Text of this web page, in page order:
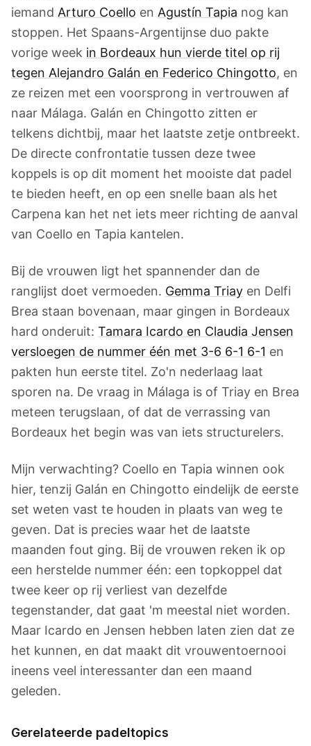
iemand Arturo Coello en Agustín Tapia nog kan
stoppen. Het Spaans-Argentijnse duo pakte
vorige week in Bordeaux hun vierde titel op rij
tegen Alejandro Galán en Federico Chingotto, en
ze reizen met een voorsprong in vertrouwen af
naar Málaga. Galán en Chingotto zitten er
telkens dichtbij, maar het laatste zetje ontbreekt.
De directe confrontatie tussen deze twee
koppels is op dit moment het mooiste dat padel
te bieden heeft, en op een snelle baan als het
Carpena kan het net iets meer richting de aanval
van Coello en Tapia kantelen.
Bij de vrouwen ligt het spannender dan de
ranglijst doet vermoeden. Gemma Triay en Delfi
Brea staan bovenaan, maar gingen in Bordeaux
hard onderuit: Tamara Icardo en Claudia Jensen
versloegen de nummer één met 3-6 6-1 6-1 en
pakten hun eerste titel. Zo'n nederlaag laat
sporen na. De vraag in Málaga is of Triay en Brea
meteen terugslaan, of dat de verrassing van
Bordeaux het begin was van iets structurelers.
Mijn verwachting? Coello en Tapia winnen ook
hier, tenzij Galán en Chingotto eindelijk de eerste
set weten vast te houden in plaats van weg te
geven. Dat is precies waar het de laatste
maanden fout ging. Bij de vrouwen reken ik op
een herstelde nummer één: een topkoppel dat
twee keer op rij verliest van dezelfde
tegenstander, dat gaat 'm meestal niet worden.
Maar Icardo en Jensen hebben laten zien dat ze
het kunnen, en dat maakt dit vrouwentoernooi
ineens veel interessanter dan een maand
geleden.
Gerelateerde padeltopics